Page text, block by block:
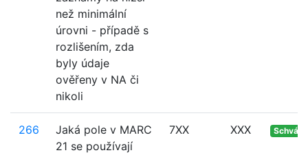
než minimální
úrovni - případě s
rozlišením, zda
byly údaje
ověřeny v NA či
nikoli
266
Jaká pole v MARC
21 se používají
7XX XXX